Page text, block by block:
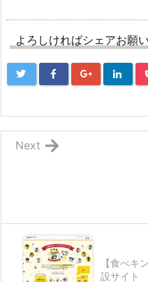
よろしければシェアお願
Next
【食べキ
設サイト